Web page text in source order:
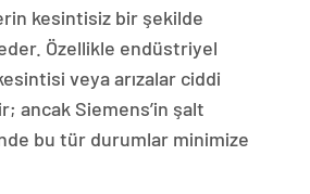
kesintisiz bir şekilde
Özellikle endüstriyel
veya arızalar ciddi
ancak Siemens’in şalt
bu tür durumlar minimize